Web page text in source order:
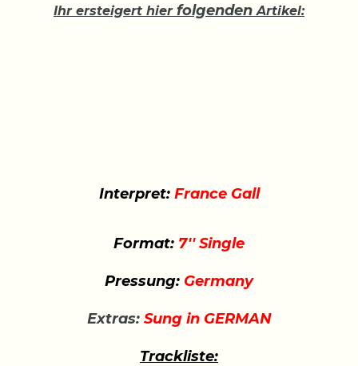
Ihr ersteigert hier folgenden Artikel:
Interpret:France Gall
Format: 7'' Single
Pressung: Germany
Extras:Sung in GERMAN
Trackliste: